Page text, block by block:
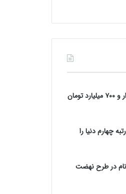
تنوع زیستی کشور به حداقل هزار و ۷۰۰ میلیارد تومان
چهارم دنیا را
در طرح نهضت